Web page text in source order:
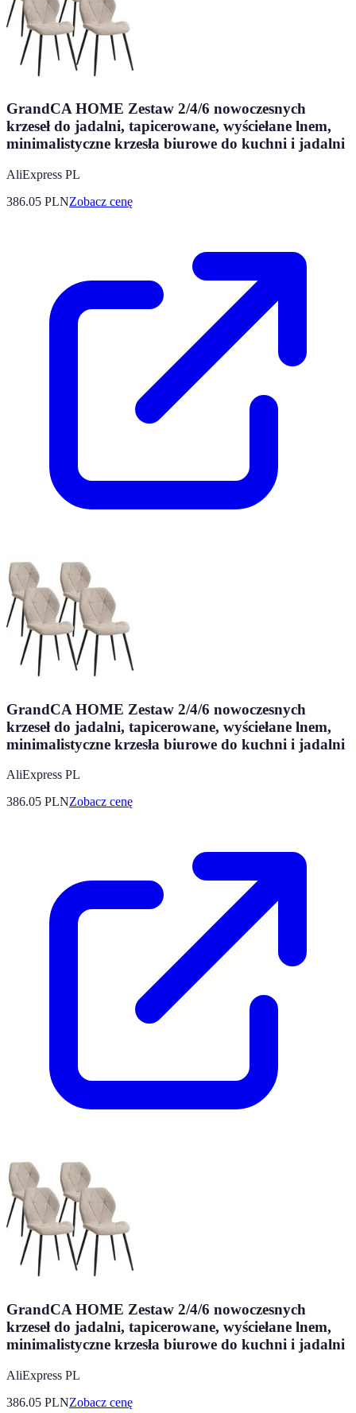
GrandCA HOME Zestaw 2/4/6 nowoczesnych
krzeseł do jadalni, tapicerowane, wyściełane lnem,
minimalistyczne krzesła biurowe do kuchni i jadalni
AliExpress PL
386.05 PLNZobacz cenę
GrandCA HOME Zestaw 2/4/6 nowoczesnych
krzeseł do jadalni, tapicerowane, wyściełane lnem,
minimalistyczne krzesła biurowe do kuchni i jadalni
AliExpress PL
386.05 PLNZobacz cenę
GrandCA HOME Zestaw 2/4/6 nowoczesnych
krzeseł do jadalni, tapicerowane, wyściełane lnem,
minimalistyczne krzesła biurowe do kuchni i jadalni
AliExpress PL
386.05 PLNZobacz cenę